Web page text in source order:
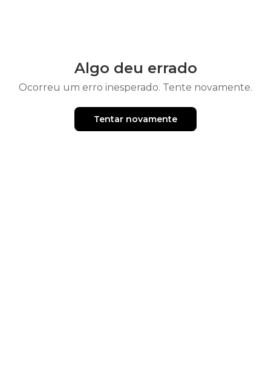
Algo deu errado
Ocorreu um erro inesperado. Tente novamente.
Tentar novamente